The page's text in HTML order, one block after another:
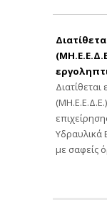
Υδραυλικά
με σαφείς